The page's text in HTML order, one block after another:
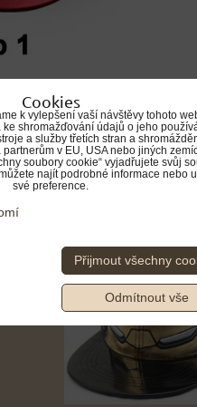
Dárky pro kluky >
Cookies
k vylepšení vaší návštěvy tohoto
shromažďování údajů o jeho
a služby třetích stran a
v EU, USA nebo jiných
soubory cookie“ vyjadřujete svůj
najít podrobné informace nebo
své preference.
Přijmout všechny
Odmítnout vše